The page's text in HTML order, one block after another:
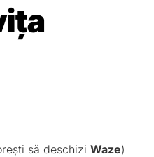
să deschizi Waze)